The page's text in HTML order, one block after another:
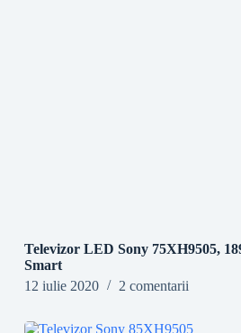
Televizor LED Sony 75XH9505,
Smart
12 iulie 2020
2 comentarii